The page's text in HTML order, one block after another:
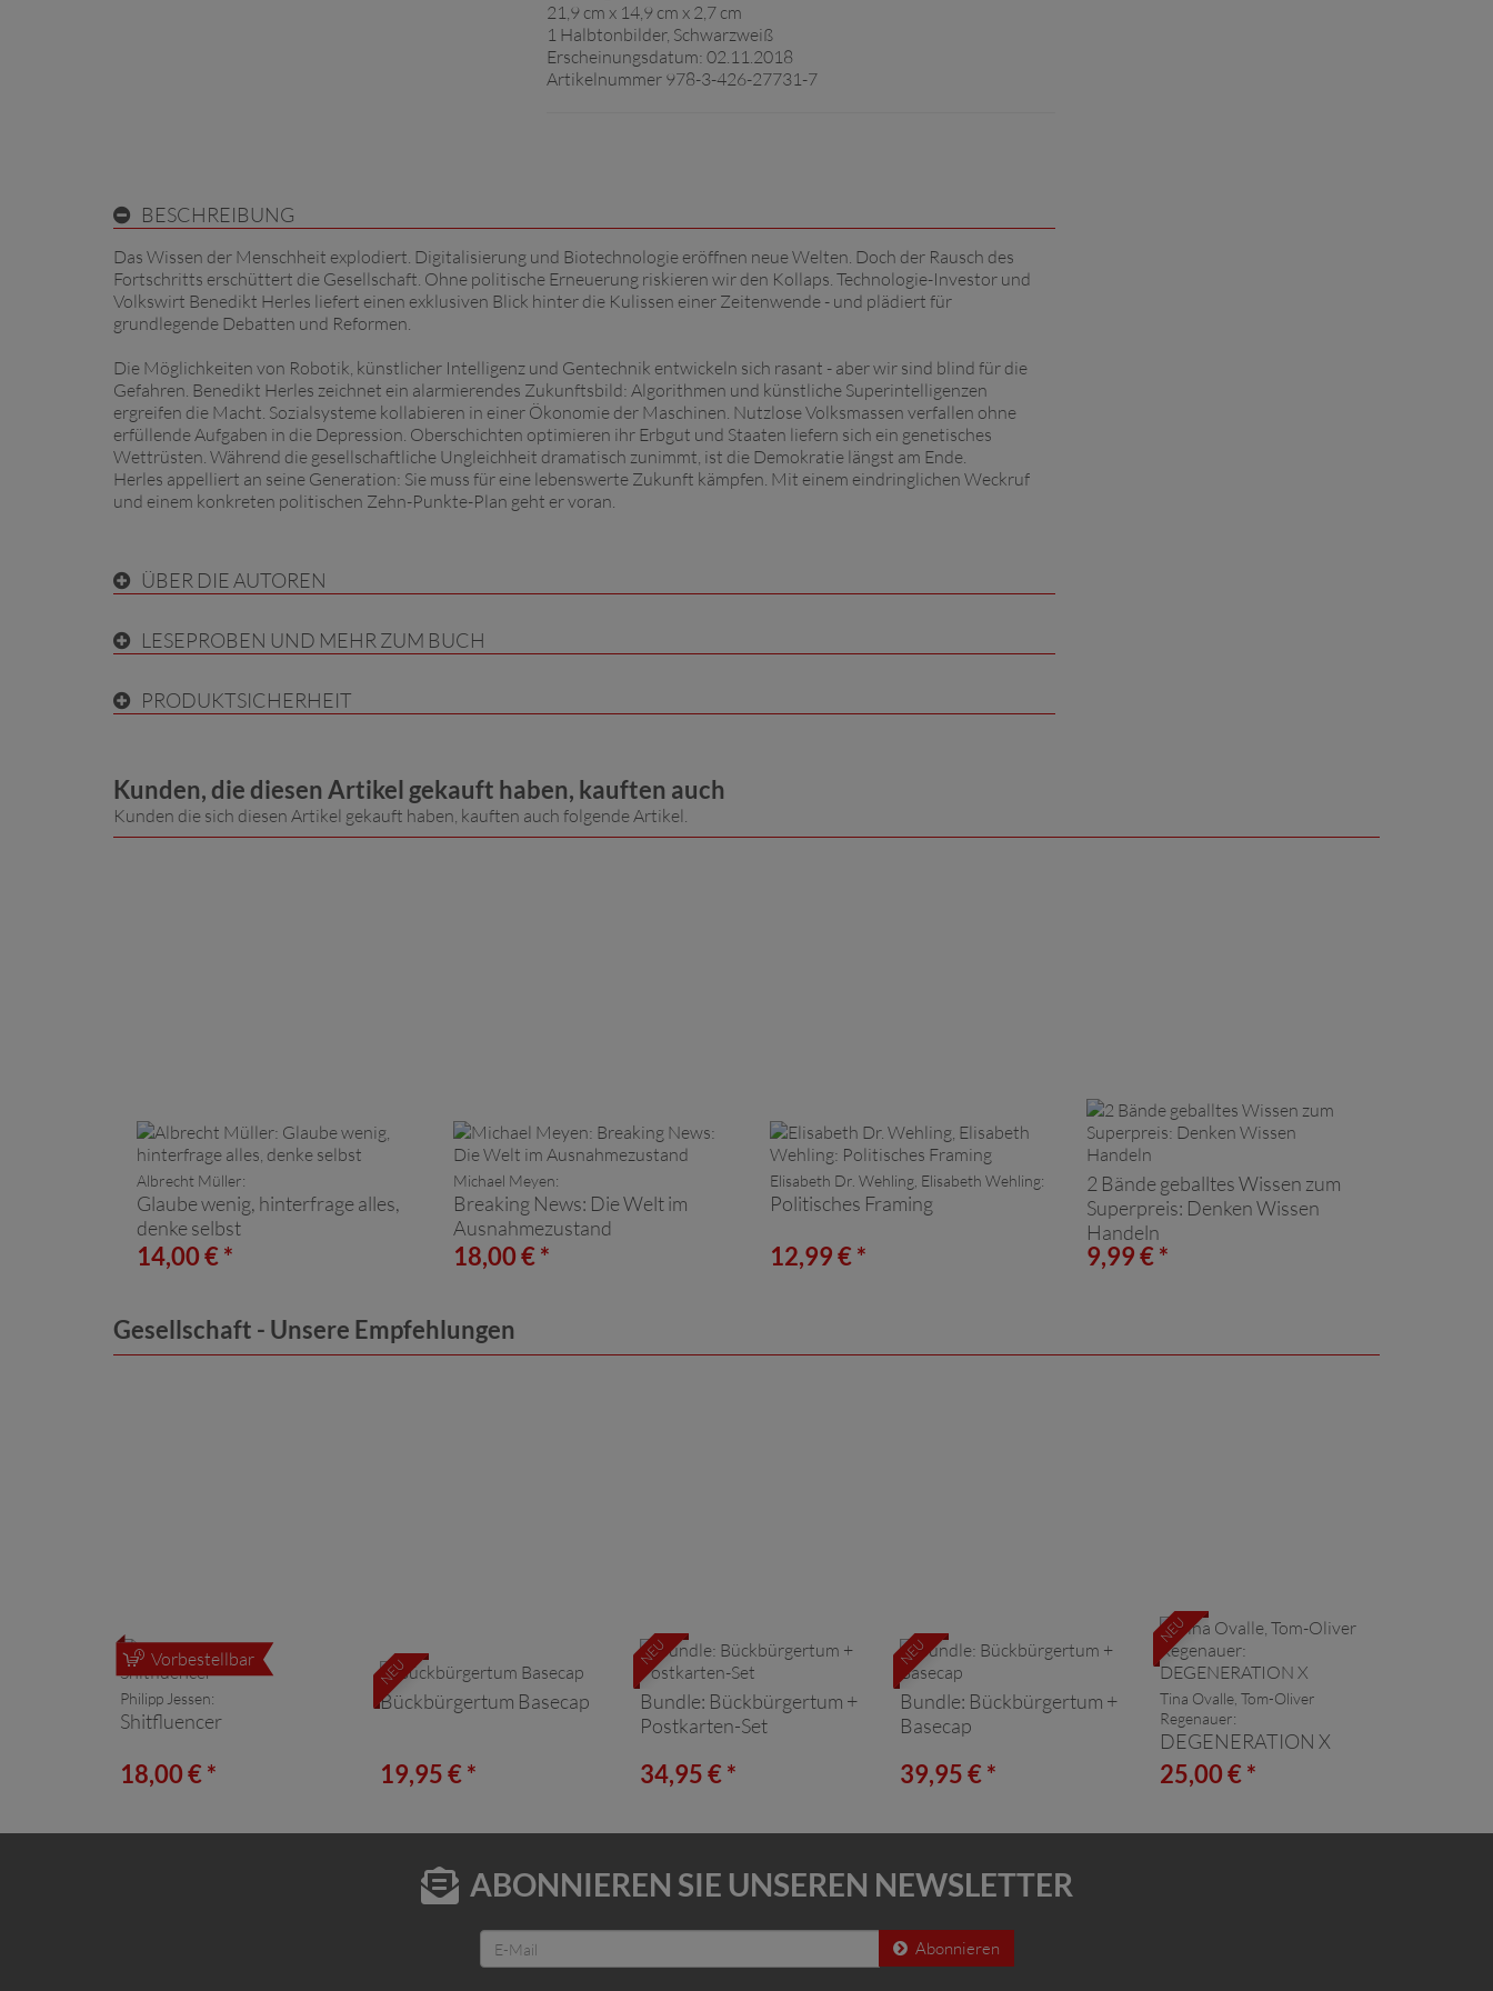
21,9 cm x 14,9 cm x 2,7 cm
1 Halbtonbilder, Schwarzweiß
Erscheinungsdatum: 02.11.2018
Artikelnummer 978-3-426-27731-7
BESCHREIBUNG
Das Wissen der Menschheit explodiert. Digitalisierung und Biotechnologie eröffnen neue Welten. Doch der Rausch des
Fortschritts erschüttert die Gesellschaft. Ohne politische Erneuerung riskieren wir den Kollaps. Technologie-Investor und
Volkswirt Benedikt Herles liefert einen exklusiven Blick hinter die Kulissen einer Zeitenwende - und plädiert für
grundlegende Debatten und Reformen.
Die Möglichkeiten von Robotik, künstlicher Intelligenz und Gentechnik entwickeln sich rasant - aber wir sind blind für die
Gefahren. Benedikt Herles zeichnet ein alarmierendes Zukunftsbild: Algorithmen und künstliche Superintelligenzen
ergreifen die Macht. Sozialsysteme kollabieren in einer Ökonomie der Maschinen. Nutzlose Volksmassen verfallen ohne
erfüllende Aufgaben in die Depression. Oberschichten optimieren ihr Erbgut und Staaten liefern sich ein genetisches
Wettrüsten. Während die gesellschaftliche Ungleichheit dramatisch zunimmt, ist die Demokratie längst am Ende.
Herles appelliert an seine Generation: Sie muss für eine lebenswerte Zukunft kämpfen. Mit einem eindringlichen Weckruf
und einem konkreten politischen Zehn-Punkte-Plan geht er voran.
ÜBER DIE AUTOREN
LESEPROBEN UND MEHR ZUM BUCH
PRODUKTSICHERHEIT
Kunden, die diesen Artikel gekauft haben, kauften auch
Kunden die sich diesen Artikel gekauft haben, kauften auch folgende Artikel.
Albrecht Müller:
Glaube wenig, hinterfrage alles,
denke selbst
14,00 € *
Michael Meyen:
Breaking News: Die Welt im
Ausnahmezustand
18,00 € *
Elisabeth Dr. Wehling, Elisabeth Wehling:
Politisches Framing
12,99 € *
2 Bände geballtes Wissen zum
Superpreis: Denken Wissen
Handeln
9,99 € *
Gesellschaft - Unsere Empfehlungen
Vorbestellbar
Philipp Jessen:
Shitfluencer
18,00 € *
NEU
Bückbürgertum Basecap
19,95 € *
NEU
Bundle: Bückbürgertum +
Postkarten-Set
34,95 € *
NEU
Bundle: Bückbürgertum +
Basecap
39,95 € *
NEU
Tina Ovalle, Tom-Oliver
Regenauer:
DEGENERATION X
25,00 € *
ABONNIEREN SIE UNSEREN NEWSLETTER
Abonnieren